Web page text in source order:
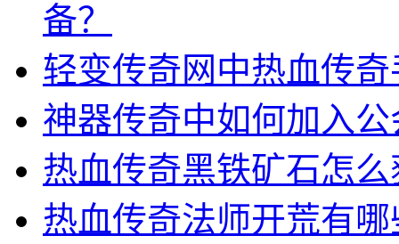
备？
轻变传奇网中热血传
神器传奇中如何加入公
热血传奇黑铁矿石怎
热血传奇法师开荒有